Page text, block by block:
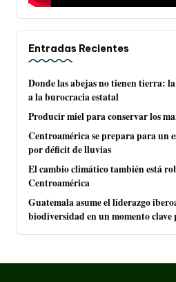
Entradas Recientes
Donde las abejas no tienen tierra:
a la burocracia estatal
Producir miel para conservar los
Centroamérica se prepara para un
por déficit de lluvias
El cambio climático también está
Centroamérica
Guatemala asume el liderazgo
biodiversidad en un momento clave